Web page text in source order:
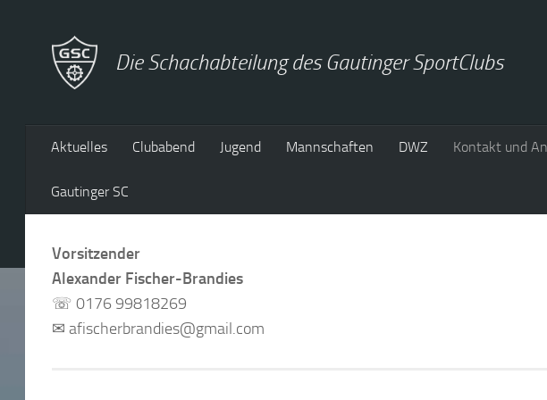
Die Schachabteilung des Gautinger SportClubs
Aktuelles Clubabend Jugend Mannschaften DWZ Kontakt und
Gautinger SC
Vorsitzender
Alexander Fischer-Brandies
☏ 0176 99818269
✉ afischerbrandies@gmail.com